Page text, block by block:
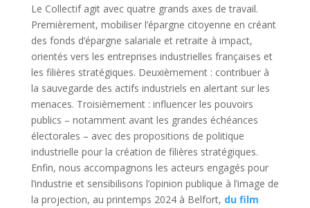
Le Collectif agit avec quatre grands axes de travail.
Premièrement, mobiliser l’épargne citoyenne en créant
des fonds d’épargne salariale et retraite à impact,
orientés vers les entreprises industrielles françaises et
les filières stratégiques. Deuxièmement : contribuer à
la sauvegarde des actifs industriels en alertant sur les
menaces. Troisièmement : influencer les pouvoirs
publics – notamment avant les grandes échéances
électorales – avec des propositions de politique
industrielle pour la création de filières stratégiques.
Enfin, nous accompagnons les acteurs engagés pour
l’industrie et sensibilisons l’opinion publique à l’image de
la projection, au printemps 2024 à Belfort, du film